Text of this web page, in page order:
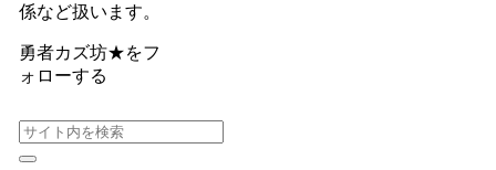
係など扱います。
勇者カズ坊★をフ
ォローする